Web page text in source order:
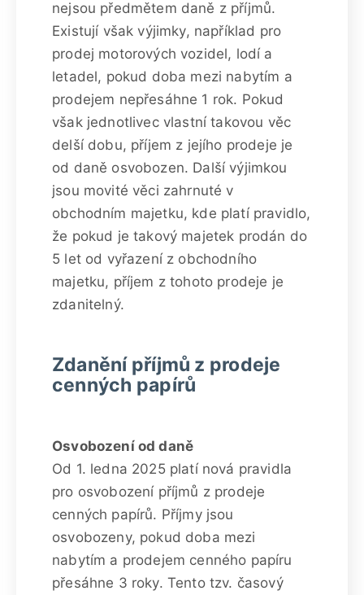
nejsou předmětem daně z příjmů.
Existují však výjimky, například pro
prodej motorových vozidel, lodí a
letadel, pokud doba mezi nabytím a
prodejem nepřesáhne 1 rok. Pokud
však jednotlivec vlastní takovou věc
delší dobu, příjem z jejího prodeje je
od daně osvobozen. Další výjimkou
jsou movité věci zahrnuté v
obchodním majetku, kde platí pravidlo,
že pokud je takový majetek prodán do
5 let od vyřazení z obchodního
majetku, příjem z tohoto prodeje je
zdanitelný.
Zdanění příjmů z prodeje
cenných papírů
Osvobození od daně
Od 1. ledna 2025 platí nová pravidla
pro osvobození příjmů z prodeje
cenných papírů. Příjmy jsou
osvobozeny, pokud doba mezi
nabytím a prodejem cenného papíru
přesáhne 3 roky. Tento tzv. časový